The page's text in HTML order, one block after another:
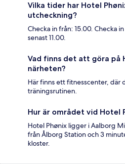
Vilka tider har Hotel
utcheckning?
Checka in från: 15.00. Checka
senast 11.00.
Vad finns det att göra på
närheten?
Här finns ett fitnesscenter, där
träningsrutinen.
Hur är området vid Hotel
Hotel Phønix ligger i Aalborg
från Ålborg Station och 3
kloster.